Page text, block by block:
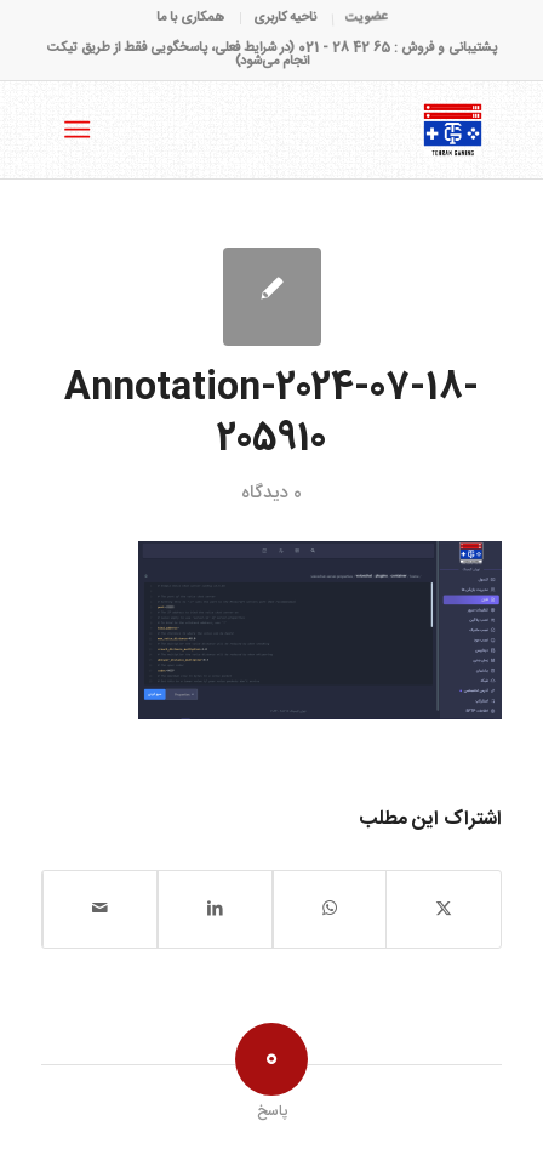
عضویت ناحیه کاربری
همکاری با ما
پشتیبانی و فروش : 65 42 28 - 021 (در شرایط فعلی، پاسخگویی فقط از طریق تیکت
انجام می‌شود)
Annotation-2024-07-18-
205910
0 دیدگاه
اشتراک این مطلب
0
پاسخ